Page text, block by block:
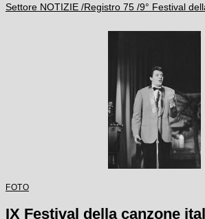
Settore NOTIZIE /Registro 75 /9° Festival
FOTO
IX Festival della canzone